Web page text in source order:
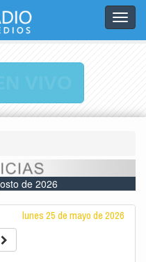
de 2026
lunes 25 de mayo de 2026